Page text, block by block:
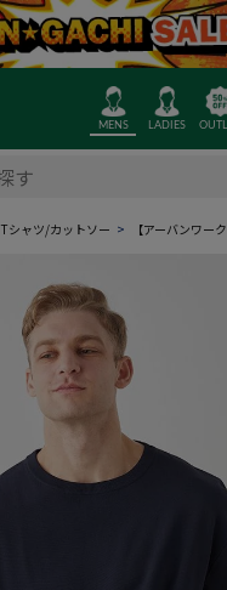
MENS LADIES
Tシャツ/カットソー 【アーバンワー